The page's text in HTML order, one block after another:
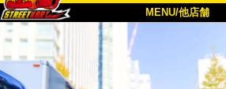
MENU/他店舗
概要